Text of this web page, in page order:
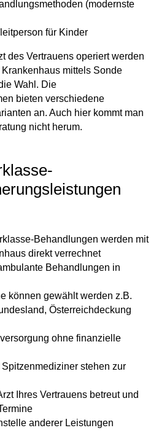
(modernste
für Kinder
des Vertrauens operiert werden
mittels Sonde
Wahl. Die
bieten verschiedene
an. Auch hier kommt man
nicht herum.
Behandlungen werden mit
direkt verrechnet
Behandlungen in
können gewählt werden z.B.
Österreichdeckung
ohne finanzielle
stehen zur
Ihres Vertrauens betreut und
anderer Leistungen